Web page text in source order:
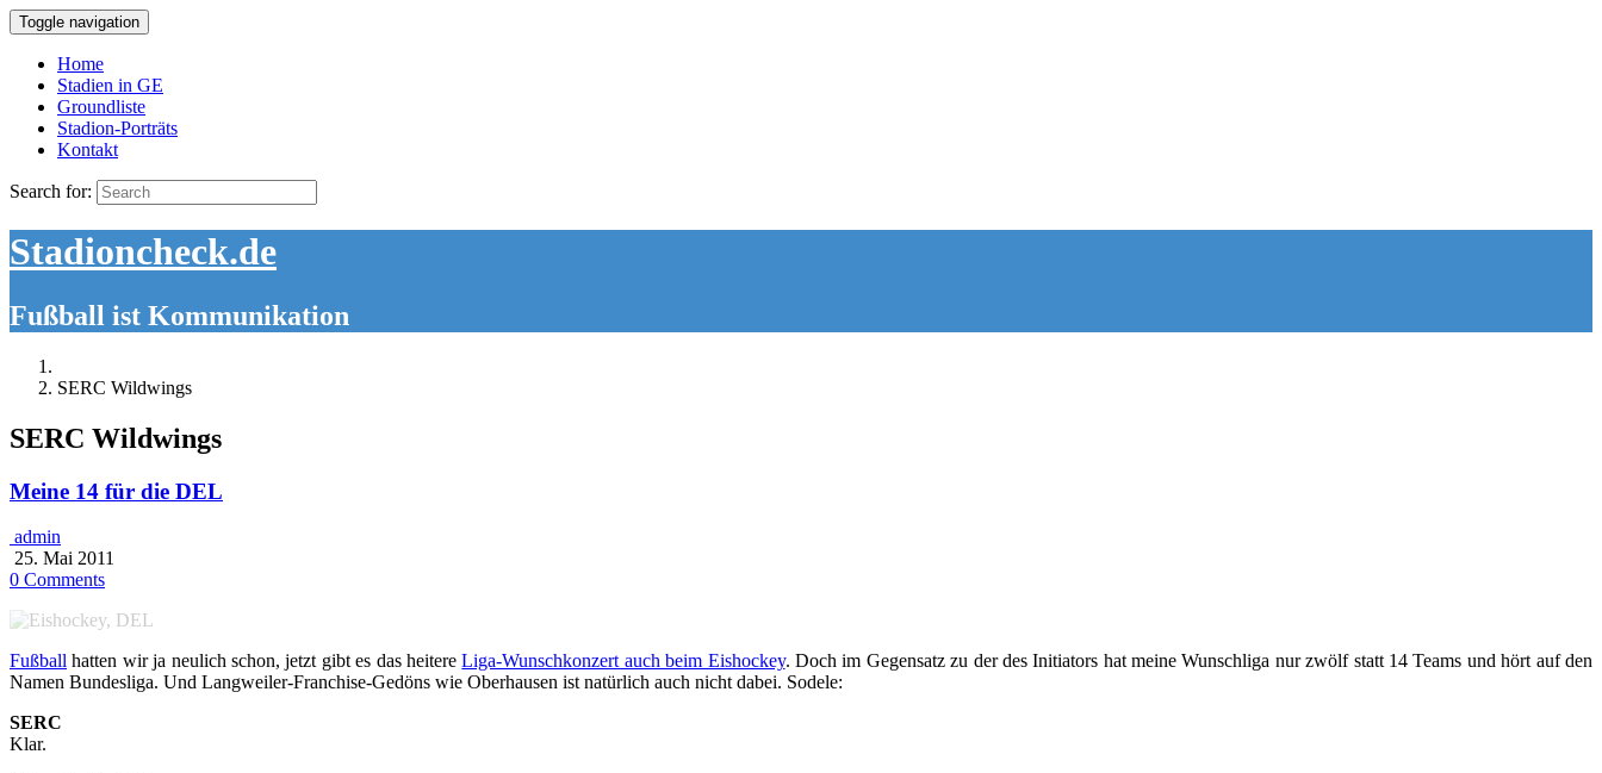
Toggle navigation
Home
Stadien in GE
Groundliste
Stadion-Porträts
Kontakt
Search for:
Stadioncheck.de
Fußball ist Kommunikation
SERC Wildwings
SERC Wildwings
Meine 14 für die DEL
admin
25. Mai 2011
0 Comments
Fußball hatten wir ja neulich schon, jetzt gibt es das heitereLiga-Wunschkonzert auch beim Eishockey. Doch im Gegensatz zu der des Initiators hat meine Wunschliga nur zwölf statt 14 Teams und hört auf den
Namen Bundesliga. Und Langweiler-Franchise-Gedöns wie Oberhausen ist natürlich auch nicht dabei. Sodele:
SERC
Klar.